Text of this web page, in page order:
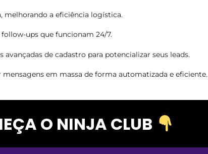
melhorando a eficiência logística.
ups que funcionam 24/7.
de cadastro para potencializar seus leads.
mensagens em massa de forma automatizada e eficiente.
O NINJA CLUB